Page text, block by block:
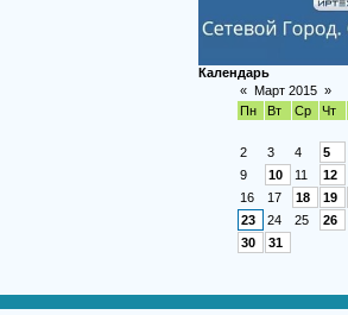
Календарь
« Март 2015 »
Пн
Вт Ср Чт
2
3 4 5
9
10 11 12
16
17 18 19
23
24 25 26
30
31